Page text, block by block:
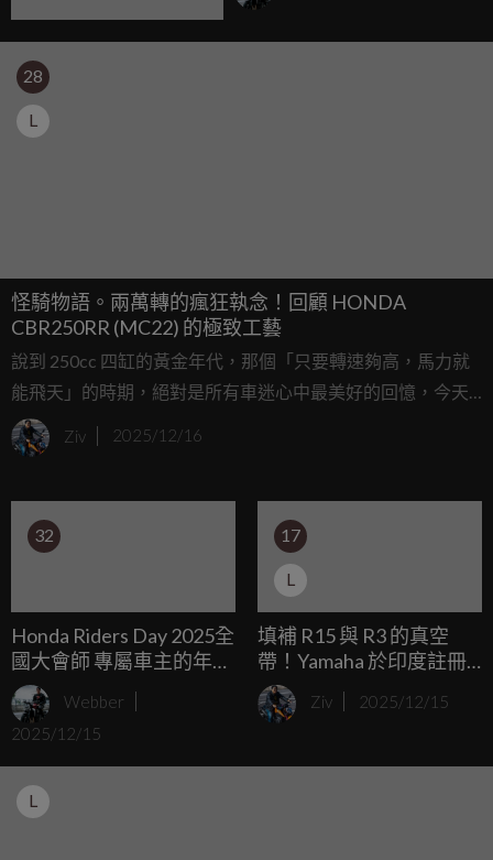
28
L
怪騎物語。兩萬轉的瘋狂執念！回顧 HONDA
CBR250RR (MC22) 的極致工藝
說到 250cc 四缸的黃金年代，那個「只要轉速夠高，馬力就
能飛天」的時期，絕對是所有車迷心中最美好的回憶，今天
要來聊聊一台真正的「上古神獸」，在那個四缸 250cc 像是
不用錢一樣大放送的年代，本田為了對抗對手，搞出了一台
「CBR250RR (MC22)」，這不僅僅是一台車，更是本田宗一
郎精神的極致展現，一種為了樂趣不惜成本的工程師浪漫。
Ziv 2025/12/16
32
Honda Riders Day 2025全
國大會師 專屬車主的年度
盛會完美落幕
Webber
2025/12/15
17
L
填補 R15 與 R3 的真空
帶！Yamaha 於印度註冊
「YZF-R2」商標
Ziv 2025/12/15
L